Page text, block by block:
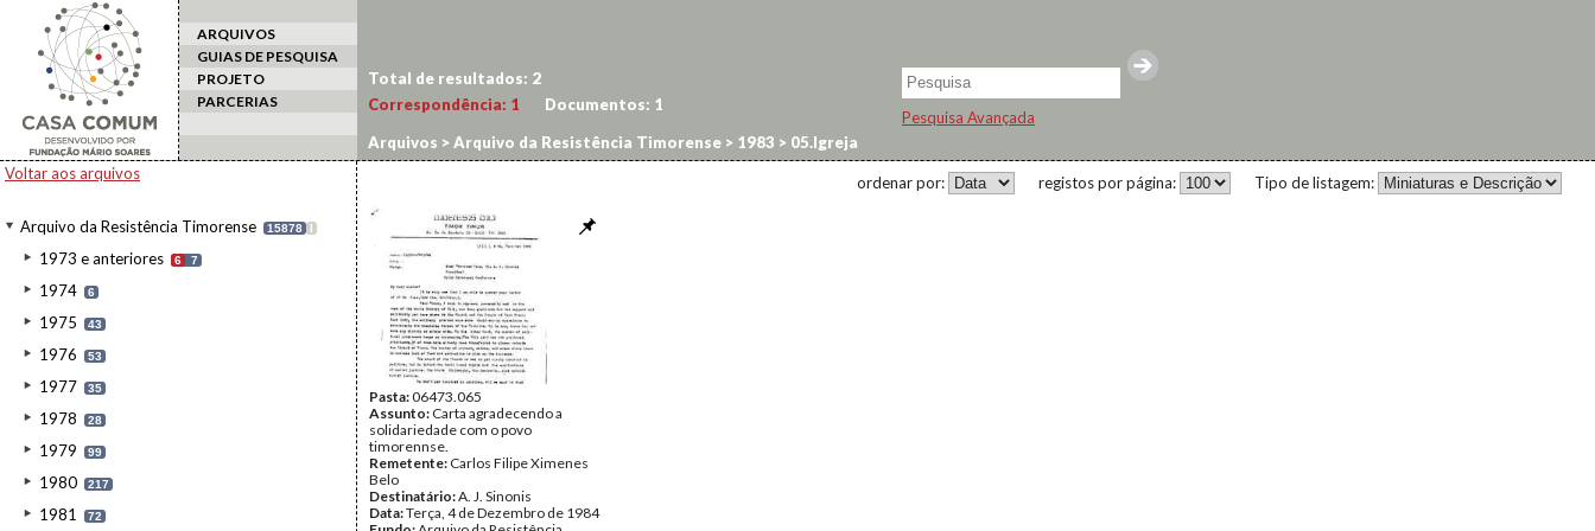
ARQUIVOS
GUIAS DE PESQUISA
PROJETO
PARCERIAS
Pesquisa Avançada
Voltar aos arquivos
Arquivo da Resistência Timorense 15878 I
1973 e anteriores 6 7
1974 6
1975 43
1976 53
1977 35
1978 28
1979 99
1980 217
1981 72
Total de resultados: 2
Correspondência: 1 Documentos: 1
Arquivos >Arquivo da Resistência Timorense > 1983 > 05.Igreja
Tipo de listagem:
registos por página:
ordenar por:
Pasta:06473.065
Assunto: Carta agradecendo a
solidariedade com o povo
timorennse.
Remetente: Carlos Filipe Ximenes
Belo
Destinatário:A. J. Sinonis
Data:Terça, 4 de Dezembro de 1984